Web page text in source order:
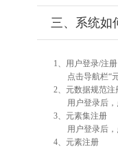
三、系统如
1、用户登录/注册
点击导航栏“
2、元数据规范注
用户登录后
3、元素集注册
用户登录后
4、元素注册